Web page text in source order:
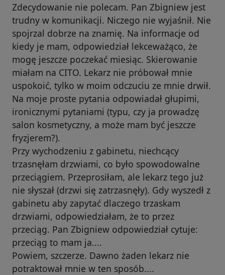
Zdecydowanie nie polecam. Pan Zbigniew jest
trudny w komunikacji. Niczego nie wyjaśnił. Nie
spojrzal dobrze na znamię. Na informacje od
kiedy je mam, odpowiedział lekceważąco, że
mogę jeszcze poczekać miesiąc. Skierowanie
miałam na CITO. Lekarz nie próbował mnie
uspokoić, tylko w moim odczuciu ze mnie drwił.
Na moje proste pytania odpowiadał głupimi,
ironicznymi pytaniami (typu, czy ja prowadzę
salon kosmetyczny, a może mam być jeszcze
fryzjerem?).
Przy wychodzeniu z gabinetu, niechcący
trzasnęłam drzwiami, co było spowodowalne
przeciągiem. Przeprosiłam, ale lekarz tego już
nie słyszał (drzwi się zatrzasnęły). Gdy wyszedł z
gabinetu aby zapytać dlaczego trzaskam
drzwiami, odpowiedziałam, że to przez
przeciąg. Pan Zbigniew odpowiedział cytuje:
przeciąg to mam ja....
Powiem, szczerze. Dawno żaden lekarz nie
potraktował mnie w ten sposób....